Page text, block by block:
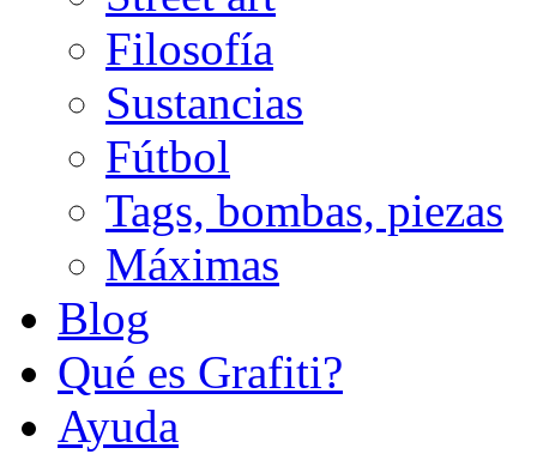
Filosofía
Sustancias
Fútbol
Tags, bombas, piezas
Máximas
Blog
Qué es Grafiti?
Ayuda